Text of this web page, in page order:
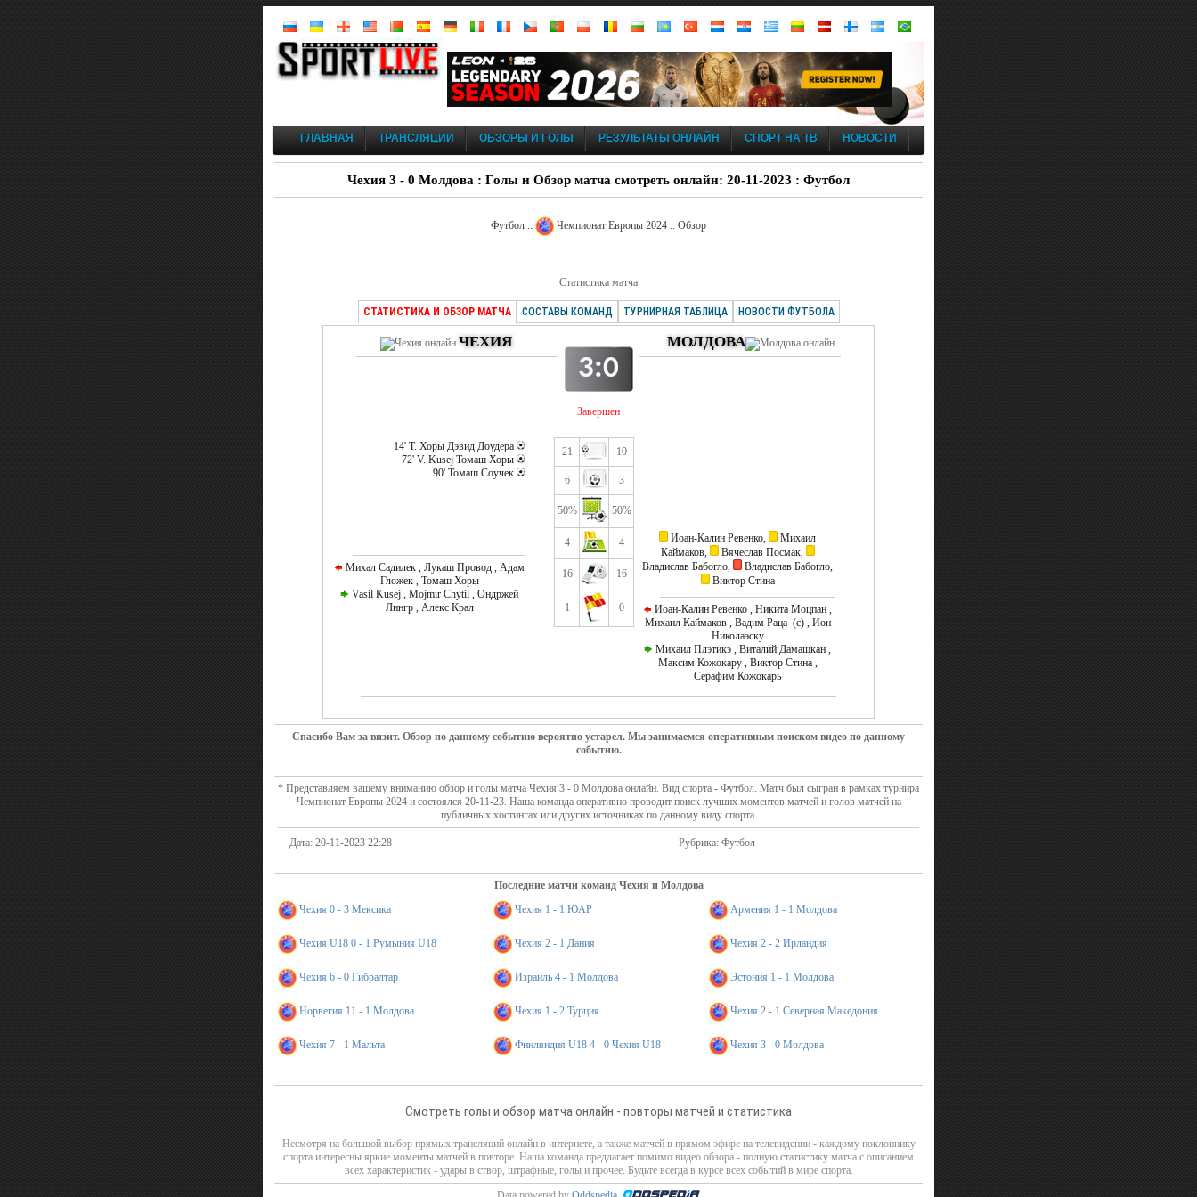
ГЛАВНАЯ ТРАНСЛЯЦИИ ОБЗОРЫ И ГОЛЫ РЕЗУЛЬТАТЫ ОНЛАЙН СПОРТ НА ТВ НОВОСТИ
Чехия 3 - 0 Молдова : Голы и Обзор матча смотреть онлайн: 20-11-2023 : Футбол
Футбол :: Чемпионат Европы 2024 :: Обзор
Статистика матча
СТАТИСТИКА И ОБЗОР МАТЧА СОСТАВЫ КОМАНД ТУРНИРНАЯ ТАБЛИЦА НОВОСТИ ФУТБОЛА
ЧЕХИЯ
3:0
Завершен
МОЛДОВА
14' Т. Хоры Дэвид Доудера
72' V. Kusej Томаш Хоры
90' Томаш Соучек
Михал Садилек , Лукаш Провод , Адам
Гложек , Томаш Хоры
Vasil Kusej , Mojmir Chytil , Ондржей
Лингр , Алекс Крал
21 10
6 3
50% 50%
4 4
16 16
1 0
Иоан-Калин Ревенко,
Михаил
Каймаков,
Вячеслав Посмак,
Владислав Бабогло,
Владислав Бабогло,
Виктор Стина
Иоан-Калин Ревенко , Никита Моцпан ,
Михаил Каймаков , Вадим Раца (c) , Ион
Николаэску
Михаил Плэтикэ , Виталий Дамашкан ,
Максим Кожокару , Виктор Стина ,
Серафим Кожокарь
Спасибо Вам за визит. Обзор по данному событию вероятно устарел. Мы занимаемся оперативным поиском видео по данному
событию.
* Представляем вашему вниманию обзор и голы матча Чехия 3 - 0 Молдова онлайн. Вид спорта - Футбол. Матч был сыгран в рамках турнира
Чемпионат Европы 2024 и состоялся 20-11-23. Наша команда оперативно проводит поиск лучших моментов матчей и голов матчей на
публичных хостингах или других источниках по данному виду спорта.
Дата: 20-11-2023 22:28 Рубрика: Футбол
Последние матчи команд Чехия и Молдова
Чехия 0 - 3 Мексика
Чехия 1 - 1 ЮАР Армения 1 - 1 Молдова
Чехия U18 0 - 1 Румыния U18 Чехия 2 - 1 Дания Чехия 2 - 2 Ирландия
Чехия 6 - 0 Гибралтар Израиль 4 - 1 Молдова Эстония 1 - 1 Молдова
Норвегия 11 - 1 Молдова Чехия 1 - 2 Турция Чехия 2 - 1 Северная Македония
Чехия 7 - 1 Мальта Финляндия U18 4 - 0 Чехия U18 Чехия 3 - 0 Молдова
Смотреть голы и обзор матча онлайн - повторы матчей и статистика
Несмотря на большой выбор прямых трансляций онлайн в интернете, а также матчей в прямом эфире на телевидении - каждому поклоннику
спорта интересны яркие моменты матчей в повторе. Наша команда предлагает помимо видео обзора - полную статистику матча с описанием
всех характеристик - удары в створ, штрафные, голы и прочее. Будьте всегда в курсе всех событий в мире спорта.